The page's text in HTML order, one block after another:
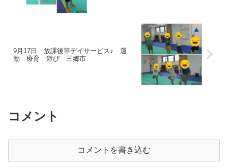
9月17日 放課後等デイサービス♪ 運
動 療育 遊び 三郷市
コメント
コメントを書き込む